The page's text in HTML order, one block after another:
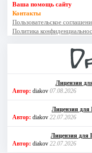
Ваша помощь сайту
Контакты
Пользовательское
Политика
Лицензия
Автор: diakov 07.08.2026
Лицензия для
Автор: diakov 22.07.2026
Лицензия для
Автор: diakov 22.07.2026